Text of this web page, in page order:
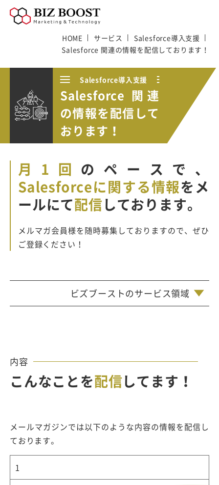
HOME サービス
Salesforce導入支援
Salesforce 関連の情報を配信しております！
Salesforce導入支援
Salesforce 関連
の情報を配信して
おります！
月1回 のペースで、
Salesforceに関する情報をメ
ールにて配信しております。
メルマガ会員様を随時募集しておりますので、ぜひ
ご登録ください！
ビズブーストのサービス領域
内容
こんなことを配信してます！
メールマガジンでは以下のような内容の情報を配信し
ております。
1